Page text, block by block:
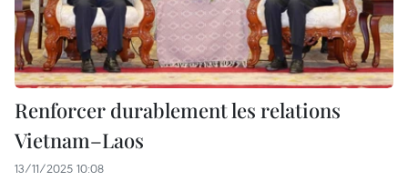
Renforcer durablement les relations
Vietnam–Laos
13/11/2025 10:08